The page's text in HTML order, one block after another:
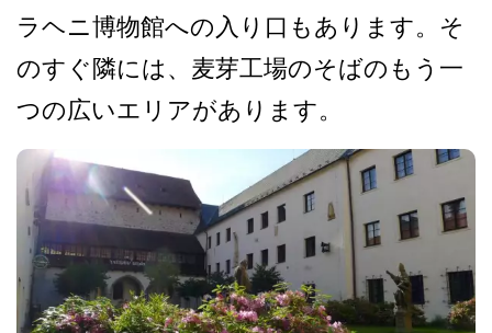
ラヘニ博物館への入り口もあります。そ
の­すぐ隣には、麦芽工場のそばのもう一
つの広いエリア­があります。